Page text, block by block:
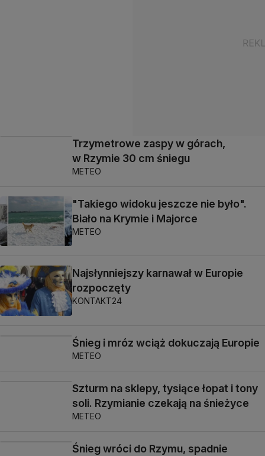
Trzymetrowe zaspy w górach,
w Rzymie 30 cm śniegu
METEO
"Takiego widoku jeszcze nie było".
Biało na Krymie i Majorce
METEO
Najsłynniejszy karnawał w Europie
rozpoczęty
KONTAKT24
Śnieg i mróz wciąż dokuczają Europie
METEO
Szturm na sklepy, tysiące łopat i tony
soli. Rzymianie czekają na śnieżyce
METEO
Śnieg wróci do Rzymu, spadnie